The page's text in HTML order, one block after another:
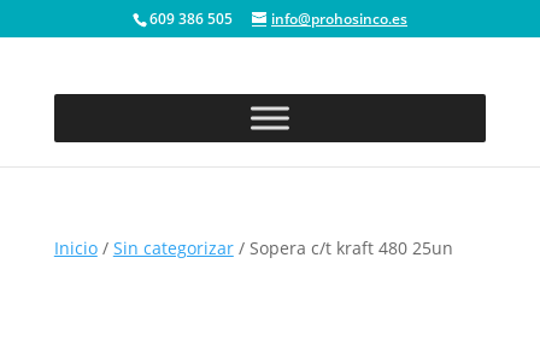
609 386 505 info@prohosinco.es
Inicio/ Sin categorizar/ Sopera c/t kraft 480 25un